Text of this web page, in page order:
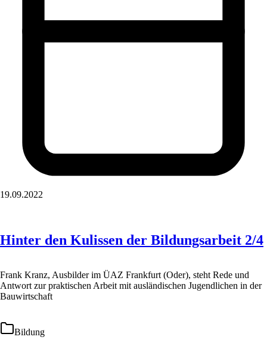
19.09.2022
Hinter den Kulissen der Bildungsarbeit 2/4
Frank Kranz, Ausbilder im ÜAZ Frankfurt (Oder), steht Rede und
Antwort zur praktischen Arbeit mit ausländischen Jugendlichen in der
Bauwirtschaft
Bildung